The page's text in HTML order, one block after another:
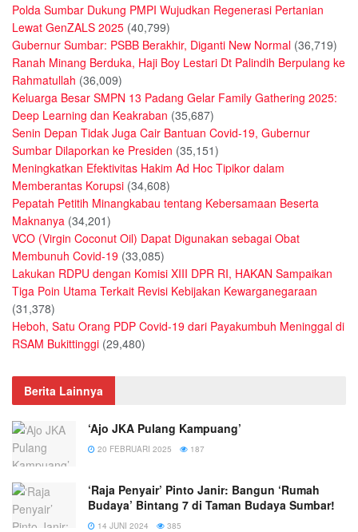
Polda Sumbar Dukung PMPI Wujudkan Regenerasi Pertanian
Lewat GenZALS 2025 (40,799)
Gubernur Sumbar: PSBB Berakhir, Diganti New Normal (36,719)
Ranah Minang Berduka, Haji Boy Lestari Dt Palindih Berpulang ke
Rahmatullah (36,009)
Keluarga Besar SMPN 13 Padang Gelar Family Gathering 2025:
Deep Learning dan Keakraban (35,687)
Senin Depan Tidak Juga Cair Bantuan Covid-19, Gubernur
Sumbar Dilaporkan ke Presiden (35,151)
Meningkatkan Efektivitas Hakim Ad Hoc Tipikor dalam
Memberantas Korupsi (34,608)
Pepatah Petitih Minangkabau tentang Kebersamaan Beserta
Maknanya (34,201)
VCO (Virgin Coconut Oil) Dapat Digunakan sebagai Obat
Membunuh Covid-19 (33,085)
Lakukan RDPU dengan Komisi XIII DPR RI, HAKAN Sampaikan
Tiga Poin Utama Terkait Revisi Kebijakan Kewarganegaraan
(31,378)
Heboh, Satu Orang PDP Covid-19 dari Payakumbuh Meninggal di
RSAM Bukittinggi (29,480)
Berita Lainnya
‘Ajo JKA Pulang Kampuang’
20 FEBRUARI 2025 187
‘Raja Penyair’ Pinto Janir: Bangun ‘Rumah
Budaya’ Bintang 7 di Taman Budaya Sumbar!
14 JUNI 2024 385